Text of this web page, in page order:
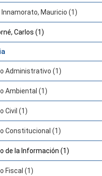
Innamorato, Mauricio (1)
Carlos (1)
Administrativo (1)
Ambiental (1)
Civil (1)
Constitucional (1)
de la Información (1)
Fiscal (1)